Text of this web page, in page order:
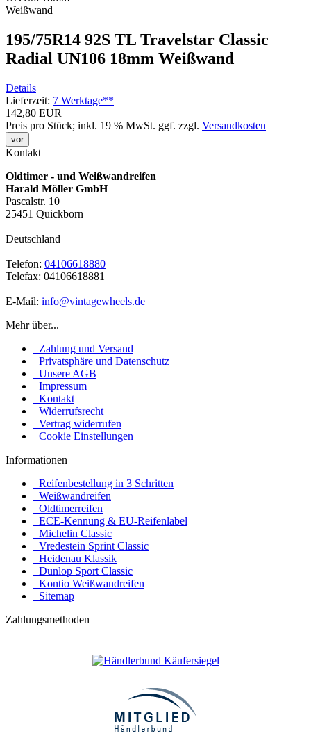
195/75R14 92S TL Travelstar Classic
Radial UN106 18mm Weißwand
Details
Lieferzeit: 7 Werktage**
142,80 EUR
Preis pro Stück; inkl. 19 % MwSt. ggf. zzgl. Versandkosten
vor
Kontakt
Oldtimer - und Weißwandreifen
Harald Möller GmbH
Pascalstr. 10
25451 Quickborn
Deutschland
Telefon: 04106618880
Telefax: 04106618881
E-Mail: info@vintagewheels.de
Mehr über...
Zahlung und Versand
Privatsphäre und Datenschutz
Unsere AGB
Impressum
Kontakt
Widerrufsrecht
Vertrag widerrufen
Cookie Einstellungen
Informationen
Reifenbestellung in 3 Schritten
Weißwandreifen
Oldtimerreifen
ECE-Kennung & EU-Reifenlabel
Michelin Classic
Vredestein Sprint Classic
Heidenau Klassik
Dunlop Sport Classic
Kontio Weißwandreifen
Sitemap
Zahlungsmethoden